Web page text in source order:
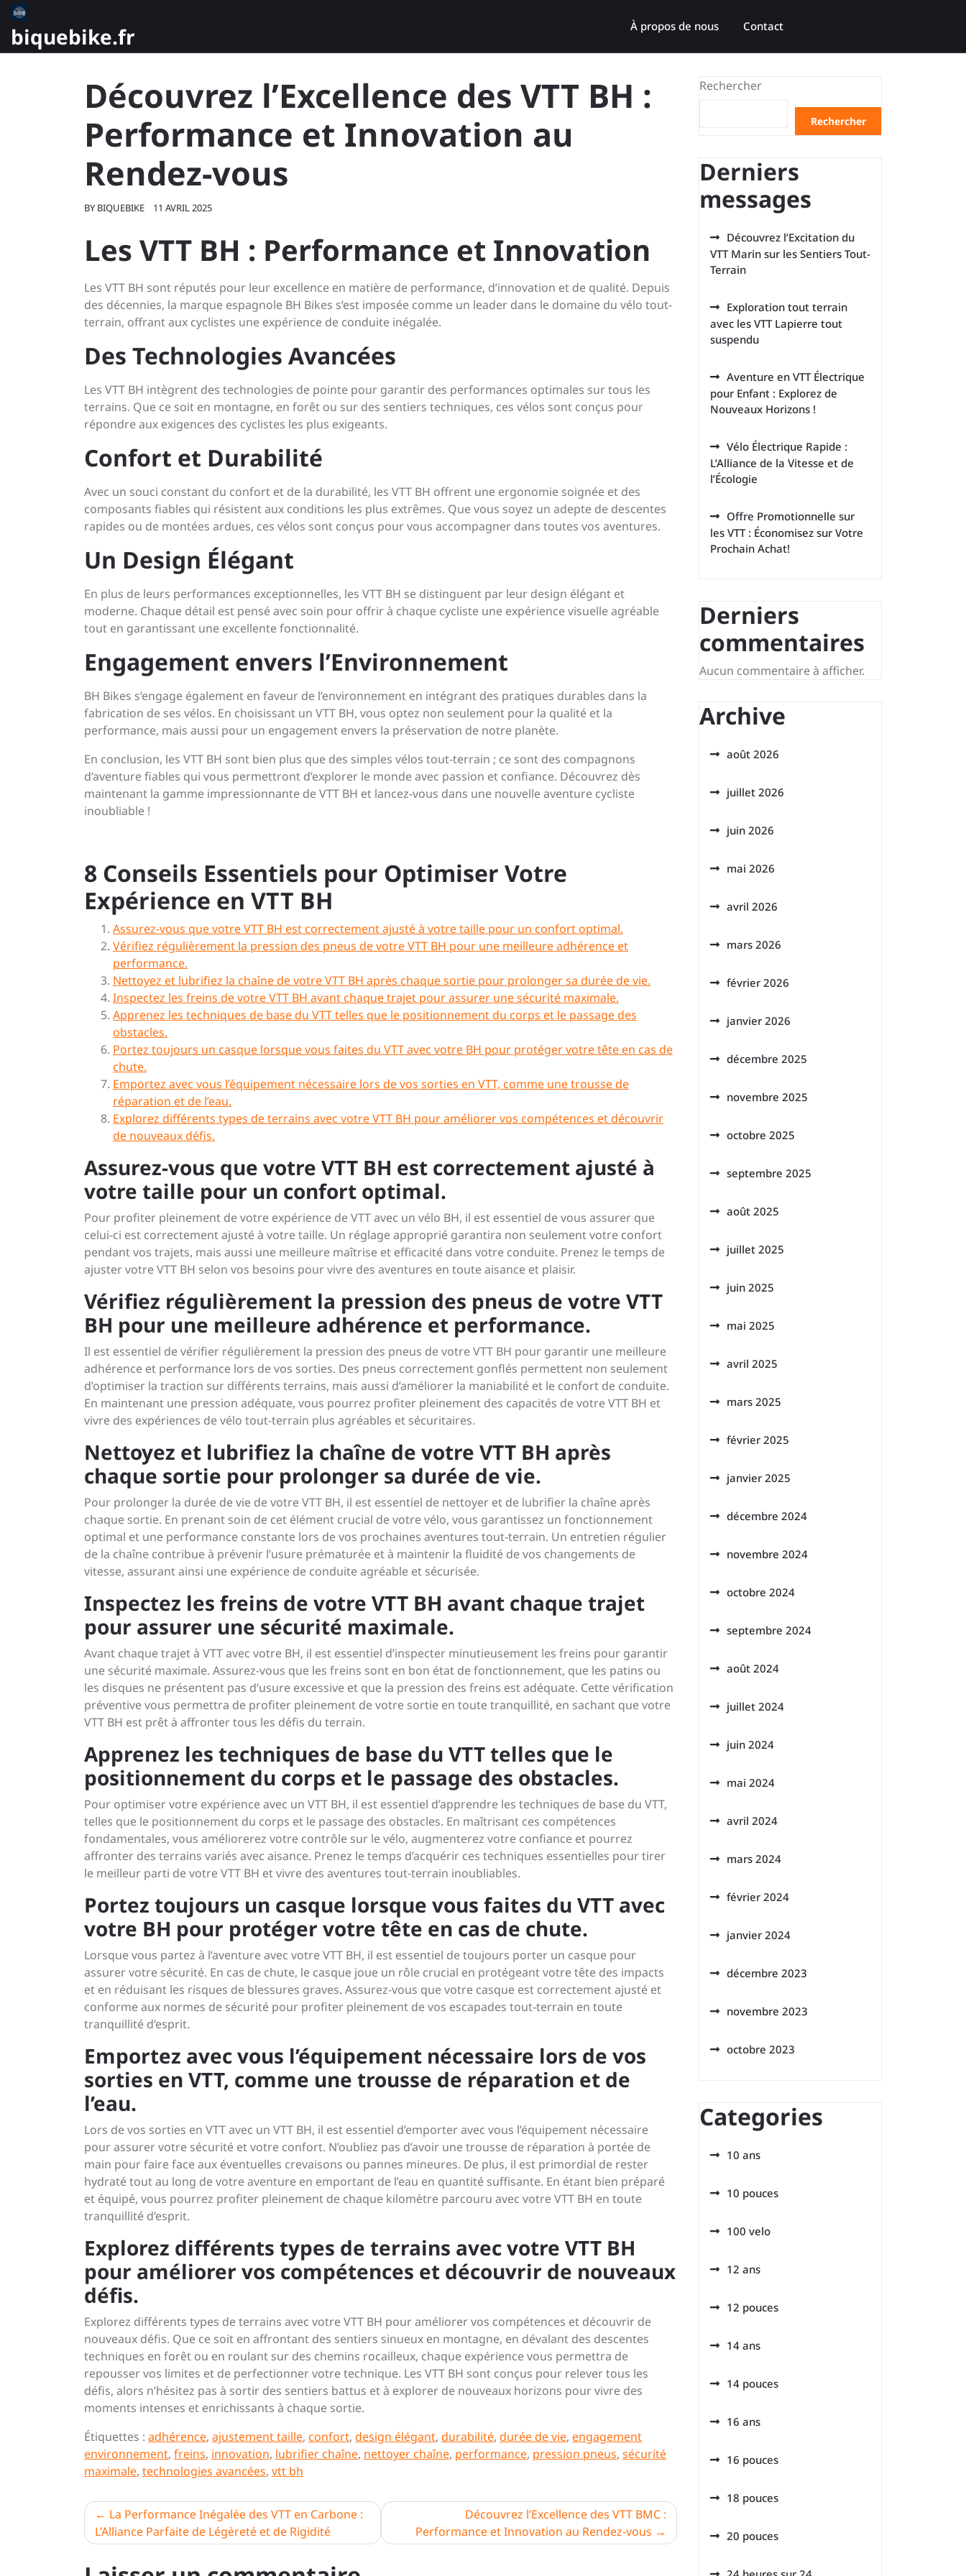
Skip
content
biquebike.fr À propos de nous Contact
Découvrez l’Excellence des VTT BH :
Performance et Innovation au
Rendez-vous
BY BIQUEBIKE 11 AVRIL 2025
Les VTT BH : Performance et Innovation
Les VTT BH sont réputés pour leur excellence en matière de performance, d’innovation et de qualité. Depuis
des décennies, la marque espagnole BH Bikes s’est imposée comme un leader dans le domaine du vélo tout-
terrain, offrant aux cyclistes une expérience de conduite inégalée.
Des Technologies Avancées
Les VTT BH intègrent des technologies de pointe pour garantir des performances optimales sur tous les
terrains. Que ce soit en montagne, en forêt ou sur des sentiers techniques, ces vélos sont conçus pour
répondre aux exigences des cyclistes les plus exigeants.
Confort et Durabilité
Avec un souci constant du confort et de la durabilité, les VTT BH offrent une ergonomie soignée et des
composants fiables qui résistent aux conditions les plus extrêmes. Que vous soyez un adepte de descentes
rapides ou de montées ardues, ces vélos sont conçus pour vous accompagner dans toutes vos aventures.
Un Design Élégant
En plus de leurs performances exceptionnelles, les VTT BH se distinguent par leur design élégant et
moderne. Chaque détail est pensé avec soin pour offrir à chaque cycliste une expérience visuelle agréable
tout en garantissant une excellente fonctionnalité.
Engagement envers l’Environnement
BH Bikes s’engage également en faveur de l’environnement en intégrant des pratiques durables dans la
fabrication de ses vélos. En choisissant un VTT BH, vous optez non seulement pour la qualité et la
performance, mais aussi pour un engagement envers la préservation de notre planète.
En conclusion, les VTT BH sont bien plus que des simples vélos tout-terrain ; ce sont des compagnons
d’aventure fiables qui vous permettront d’explorer le monde avec passion et confiance. Découvrez dès
maintenant la gamme impressionnante de VTT BH et lancez-vous dans une nouvelle aventure cycliste
inoubliable !
8 Conseils Essentiels pour Optimiser Votre
Expérience en VTT BH
Assurez-vous que votre VTT BH est correctement ajusté à votre taille pour un confort optimal.
Vérifiez régulièrement la pression des pneus de votre VTT BH pour une meilleure adhérence et
performance.
Nettoyez et lubrifiez la chaîne de votre VTT BH après chaque sortie pour prolonger sa durée de vie.
Inspectez les freins de votre VTT BH avant chaque trajet pour assurer une sécurité maximale.
Apprenez les techniques de base du VTT telles que le positionnement du corps et le passage des
obstacles.
Portez toujours un casque lorsque vous faites du VTT avec votre BH pour protéger votre tête en cas de
chute.
Emportez avec vous l’équipement nécessaire lors de vos sorties en VTT, comme une trousse de
réparation et de l’eau.
Explorez différents types de terrains avec votre VTT BH pour améliorer vos compétences et découvrir
de nouveaux défis.
Assurez-vous que votre VTT BH est correctement ajusté à
votre taille pour un confort optimal.
Pour profiter pleinement de votre expérience de VTT avec un vélo BH, il est essentiel de vous assurer que
celui-ci est correctement ajusté à votre taille. Un réglage approprié garantira non seulement votre confort
pendant vos trajets, mais aussi une meilleure maîtrise et efficacité dans votre conduite. Prenez le temps de
ajuster votre VTT BH selon vos besoins pour vivre des aventures en toute aisance et plaisir.
Vérifiez régulièrement la pression des pneus de votre VTT
BH pour une meilleure adhérence et performance.
Il est essentiel de vérifier régulièrement la pression des pneus de votre VTT BH pour garantir une meilleure
adhérence et performance lors de vos sorties. Des pneus correctement gonflés permettent non seulement
d’optimiser la traction sur différents terrains, mais aussi d’améliorer la maniabilité et le confort de conduite.
En maintenant une pression adéquate, vous pourrez profiter pleinement des capacités de votre VTT BH et
vivre des expériences de vélo tout-terrain plus agréables et sécuritaires.
Nettoyez et lubrifiez la chaîne de votre VTT BH après
chaque sortie pour prolonger sa durée de vie.
Pour prolonger la durée de vie de votre VTT BH, il est essentiel de nettoyer et de lubrifier la chaîne après
chaque sortie. En prenant soin de cet élément crucial de votre vélo, vous garantissez un fonctionnement
optimal et une performance constante lors de vos prochaines aventures tout-terrain. Un entretien régulier
de la chaîne contribue à prévenir l’usure prématurée et à maintenir la fluidité de vos changements de
vitesse, assurant ainsi une expérience de conduite agréable et sécurisée.
Inspectez les freins de votre VTT BH avant chaque trajet
pour assurer une sécurité maximale.
Avant chaque trajet à VTT avec votre BH, il est essentiel d’inspecter minutieusement les freins pour garantir
une sécurité maximale. Assurez-vous que les freins sont en bon état de fonctionnement, que les patins ou
les disques ne présentent pas d’usure excessive et que la pression des freins est adéquate. Cette vérification
préventive vous permettra de profiter pleinement de votre sortie en toute tranquillité, en sachant que votre
VTT BH est prêt à affronter tous les défis du terrain.
Apprenez les techniques de base du VTT telles que le
positionnement du corps et le passage des obstacles.
Pour optimiser votre expérience avec un VTT BH, il est essentiel d’apprendre les techniques de base du VTT,
telles que le positionnement du corps et le passage des obstacles. En maîtrisant ces compétences
fondamentales, vous améliorerez votre contrôle sur le vélo, augmenterez votre confiance et pourrez
affronter des terrains variés avec aisance. Prenez le temps d’acquérir ces techniques essentielles pour tirer
le meilleur parti de votre VTT BH et vivre des aventures tout-terrain inoubliables.
Portez toujours un casque lorsque vous faites du VTT avec
votre BH pour protéger votre tête en cas de chute.
Lorsque vous partez à l’aventure avec votre VTT BH, il est essentiel de toujours porter un casque pour
assurer votre sécurité. En cas de chute, le casque joue un rôle crucial en protégeant votre tête des impacts
et en réduisant les risques de blessures graves. Assurez-vous que votre casque est correctement ajusté et
conforme aux normes de sécurité pour profiter pleinement de vos escapades tout-terrain en toute
tranquillité d’esprit.
Emportez avec vous l’équipement nécessaire lors de vos
sorties en VTT, comme une trousse de réparation et de
l’eau.
Lors de vos sorties en VTT avec un VTT BH, il est essentiel d’emporter avec vous l’équipement nécessaire
pour assurer votre sécurité et votre confort. N’oubliez pas d’avoir une trousse de réparation à portée de
main pour faire face aux éventuelles crevaisons ou pannes mineures. De plus, il est primordial de rester
hydraté tout au long de votre aventure en emportant de l’eau en quantité suffisante. En étant bien préparé
et équipé, vous pourrez profiter pleinement de chaque kilomètre parcouru avec votre VTT BH en toute
tranquillité d’esprit.
Explorez différents types de terrains avec votre VTT BH
pour améliorer vos compétences et découvrir de nouveaux
défis.
Explorez différents types de terrains avec votre VTT BH pour améliorer vos compétences et découvrir de
nouveaux défis. Que ce soit en affrontant des sentiers sinueux en montagne, en dévalant des descentes
techniques en forêt ou en roulant sur des chemins rocailleux, chaque expérience vous permettra de
repousser vos limites et de perfectionner votre technique. Les VTT BH sont conçus pour relever tous les
défis, alors n’hésitez pas à sortir des sentiers battus et à explorer de nouveaux horizons pour vivre des
moments intenses et enrichissants à chaque sortie.
Étiquettes : adhérence, ajustement taille, confort, design élégant, durabilité, durée de vie, engagement
environnement, freins, innovation, lubrifier chaîne, nettoyer chaîne, performance, pression pneus, sécurité
maximale, technologies avancées, vtt bh
Navigation
de
l’article
La Performance Inégalée des VTT en Carbone :
L’Alliance Parfaite de Légèreté et de Rigidité
Découvrez l’Excellence des VTT BMC :
Performance et Innovation au Rendez-vous
Rechercher
Rechercher
Derniers
messages
Découvrez l’Excitation du
VTT Marin sur les Sentiers Tout-
Terrain
Exploration tout terrain
avec les VTT Lapierre tout
suspendu
Aventure en VTT Électrique
pour Enfant : Explorez de
Nouveaux Horizons !
Vélo Électrique Rapide :
L’Alliance de la Vitesse et de
l’Écologie
Offre Promotionnelle sur
les VTT : Économisez sur Votre
Prochain Achat!
Derniers
commentaires
Aucun commentaire à afficher.
Archive
août 2026
juillet 2026
juin 2026
mai 2026
avril 2026
mars 2026
février 2026
janvier 2026
décembre 2025
novembre 2025
octobre 2025
septembre 2025
août 2025
juillet 2025
juin 2025
mai 2025
avril 2025
mars 2025
février 2025
janvier 2025
décembre 2024
novembre 2024
octobre 2024
septembre 2024
août 2024
juillet 2024
juin 2024
mai 2024
avril 2024
mars 2024
février 2024
janvier 2024
décembre 2023
novembre 2023
octobre 2023
Categories
10 ans
10 pouces
100 velo
12 ans
12 pouces
14 ans
14 pouces
16 ans
16 pouces
18 pouces
20 pouces